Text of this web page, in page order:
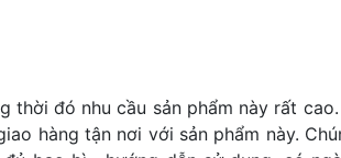
đó nhu cầu sản phẩm này rất
hàng tận nơi với sản phẩm này.